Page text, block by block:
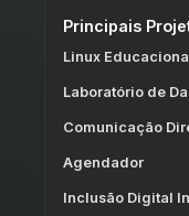
Principais
Linux
Laboratório de
Comunicação
Agendador
Inclusão Digital